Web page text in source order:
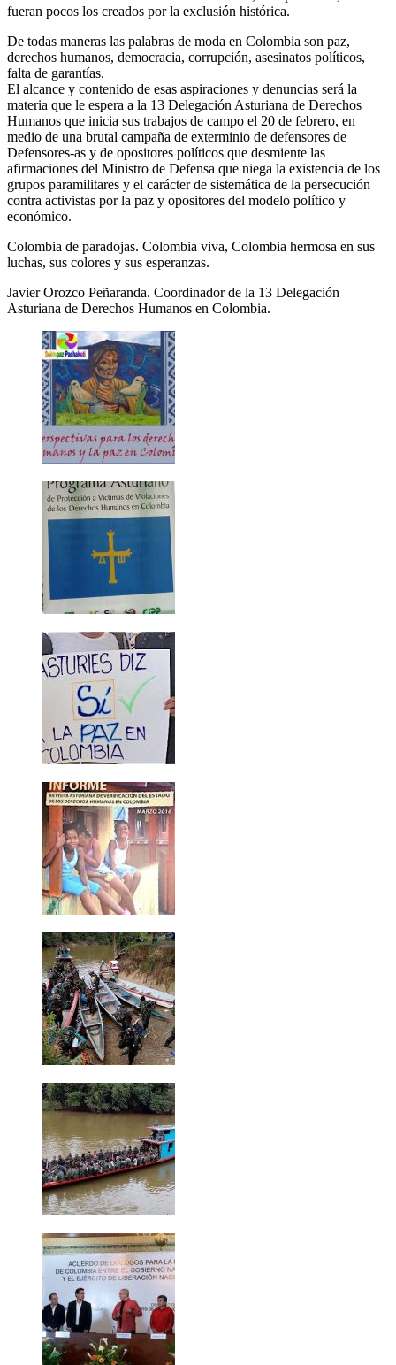
fueran pocos los creados por la exclusión histórica.
De todas maneras las palabras de moda en Colombia son paz,
derechos humanos, democracia, corrupción, asesinatos políticos,
falta de garantías.
El alcance y contenido de esas aspiraciones y denuncias será la
materia que le espera a la 13 Delegación Asturiana de Derechos
Humanos que inicia sus trabajos de campo el 20 de febrero, en
medio de una brutal campaña de exterminio de defensores de
Defensores-as y de opositores políticos que desmiente las
afirmaciones del Ministro de Defensa que niega la existencia de los
grupos paramilitares y el carácter de sistemática de la persecución
contra activistas por la paz y opositores del modelo político y
económico.
Colombia de paradojas. Colombia viva, Colombia hermosa en sus
luchas, sus colores y sus esperanzas.
Javier Orozco Peñaranda. Coordinador de la 13 Delegación
Asturiana de Derechos Humanos en Colombia.